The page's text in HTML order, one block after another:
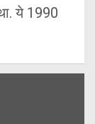
ये 1990